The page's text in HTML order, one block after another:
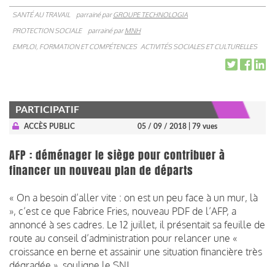
SANTÉ AU TRAVAIL parrainé parGROUPE TECHNOLOGIA
PROTECTION SOCIALE
parrainé parMNH
EMPLOI, FORMATION ET COMPÉTENCES ACTIVITÉS SOCIALES ET CULTURELLES
PARTICIPATIF
ACCÈS PUBLIC 05 / 09 / 2018 | 79 vues
AFP : déménager le siège pour contribuer à
financer un nouveau plan de départs
« On a besoin d’aller vite : on est un peu face à un mur, là
», c’est ce que Fabrice Fries, nouveau PDF de l’AFP, a
annoncé à ses cadres. Le 12 juillet, il présentait sa feuille de
route au conseil d’administration pour relancer une «
croissance en berne et assainir une situation financière très